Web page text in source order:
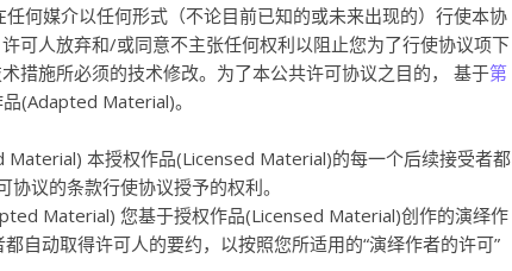
何媒介以任何形式（不论目前已知的或未来出现的）行使本协
可人放弃和/或同意不主张任何权利以阻止您为了行使协议项下
措施所必须的技术修改。为了本公共许可协议之目的， 基于第
(Adapted Material)。
本授权作品(Licensed Material)的每一个后续接受者都
议的条款行使协议授予的权利。
Material) 您基于授权作品(Licensed Material)创作的演绎作
自动取得许可人的要约，以按照您所适用的“演绎作者的许可”